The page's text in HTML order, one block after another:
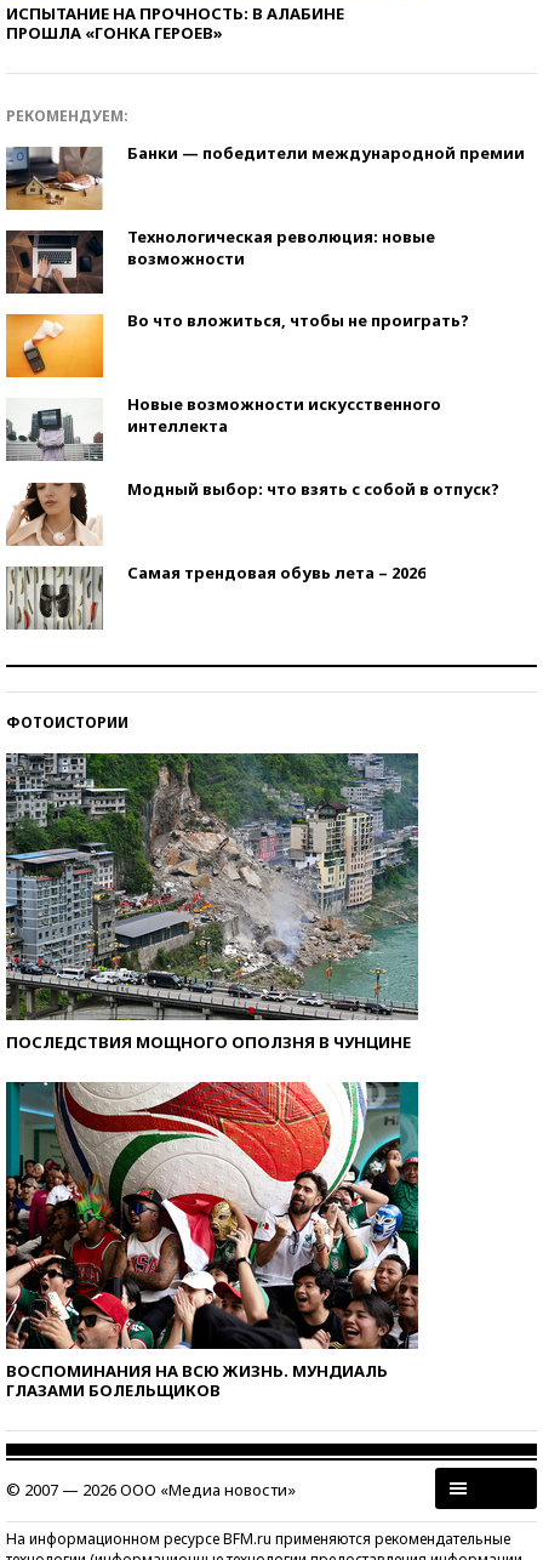
ИСПЫТАНИЕ НА ПРОЧНОСТЬ: В АЛАБИНЕ
ПРОШЛА «ГОНКА ГЕРОЕВ»
РЕКОМЕНДУЕМ:
Банки — победители международной премии
Технологическая революция: новые
возможности
Во что вложиться, чтобы не проиграть?
Новые возможности искусственного
интеллекта
Модный выбор: что взять с собой в отпуск?
Самая трендовая обувь лета – 2026
ФОТОИСТОРИИ
ПОСЛЕДСТВИЯ МОЩНОГО ОПОЛЗНЯ В ЧУНЦИНЕ
ВОСПОМИНАНИЯ НА ВСЮ ЖИЗНЬ. МУНДИАЛЬ
ГЛАЗАМИ БОЛЕЛЬЩИКОВ
© 2007 — 2026 ООО «Медиа новости»
На информационном ресурсе BFM.ru применяются рекомендательные